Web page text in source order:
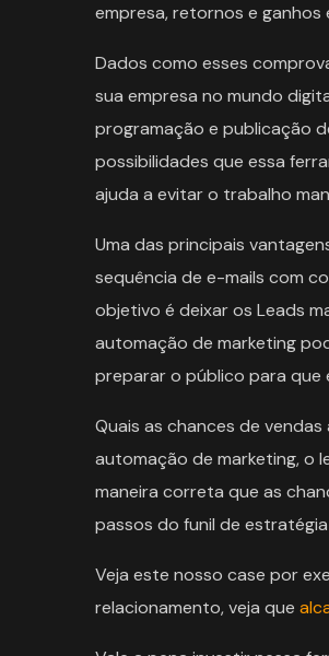
empresa, retornos e ganhos
Dados como esses
sua empresa no mundo
programação e publicação
possibilidades que essa
ajuda a evitar o trabalho
Uma das principais
sequência de e-mails com
objetivo é deixar os Leads
automação de marketing
preparar o público para
Quais as chances de
automação de marketing, o
maneira correta que as
passos do funil de
Veja este nosso case por
relacionamento, veja que